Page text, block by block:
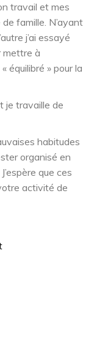
travail et mes
famille. N’ayant
j’ai essayé
mettre à
équilibré » pour la
je travaille de
habitudes
organisé en
J’espère que ces
activité de